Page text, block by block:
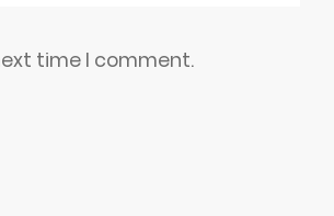
time I comment.